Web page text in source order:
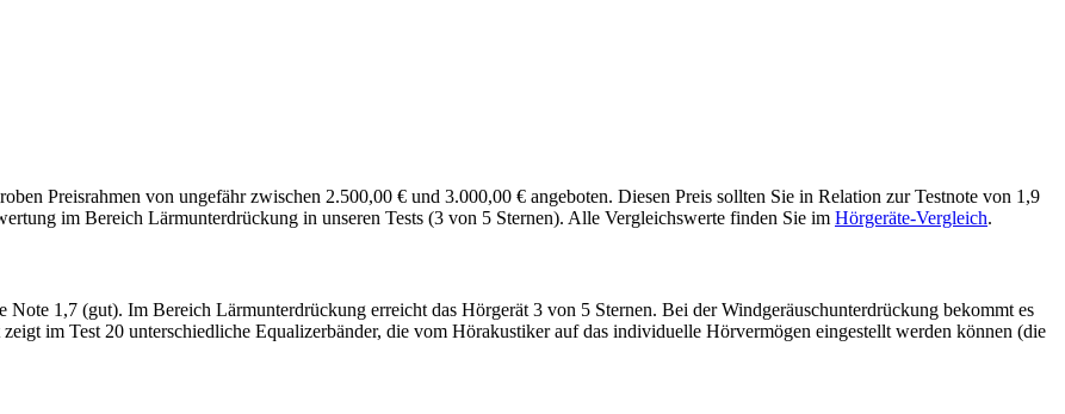
Preisrahmen von ungefähr zwischen 2.500,00 € und 3.000,00 € angeboten. Diesen Preis sollten Sie in Relation zur Testnote von 1,9
im Bereich Lärmunterdrückung in unseren Tests (3 von 5 Sternen). Alle Vergleichswerte finden Sie im Hörgeräte-Vergleich.
1,7 (gut). Im Bereich Lärmunterdrückung erreicht das Hörgerät 3 von 5 Sternen. Bei der Windgeräuschunterdrückung bekommt es
im Test 20 unterschiedliche Equalizerbänder, die vom Hörakustiker auf das individuelle Hörvermögen eingestellt werden können (die